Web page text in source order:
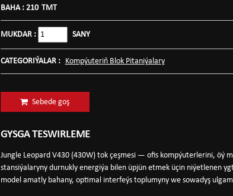
BAHA : 210 TMT
MUKDAR : SANY
CATEGORIÝALAR : Kompýuteriň Blok Pitaniýalary
Sebede goş
GYSGA TESWIRLEME
Jungle Leopard V430 (430W) tok çeşmesi — ofis kompýuterlerini, öý
stansiýalaryny durnukly energiýa bilen üpjün etmek üçin niýetlenen
model amatly bahany, optimal interfeýs toplumyny we sowadyş